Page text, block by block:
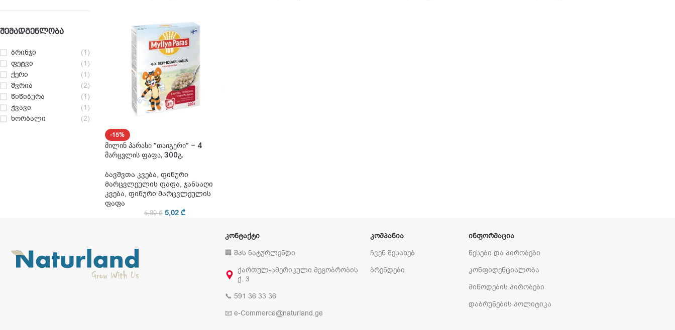
ᲨᲔᲛᲐᲓᲒᲔᲜᲚᲝᲑᲐ
ბრინჯი
(1)
ფეტვი
(1)
ქერი
(1)
შვრია
(2)
წიწიბურა
(1)
ჭვავი
(1)
ხორბალი
(2)
-15%
მილინ პარასი ”თაიგერი” – 4
მარცვლის ფაფა, 300გ.
ბავშვთა კვება, ფინური
მარცვლეულის ფაფა, ჯანსაღი
კვება, ფინური მარცვლეულის
ფაფა
5,90₾ 5,02 ₾
ᲙᲝᲜᲢᲐᲥᲢᲘ
🏢 შპს ნატურლენდი
ქართულ-ამერიკული მეგობრობის
ქ. 3
📞 591 36 33 36
📧 e-Commerce@naturland.ge
ᲙᲝᲛᲞᲐᲜᲘᲐ
ჩვენ შესახებ
ბრენდები
ᲘᲜᲤᲝᲠᲛᲐᲪᲘᲐ
წესები და პირობები
კონფიდენციალობა
მიწოდების პირობები
დაბრუნების პოლიტიკა